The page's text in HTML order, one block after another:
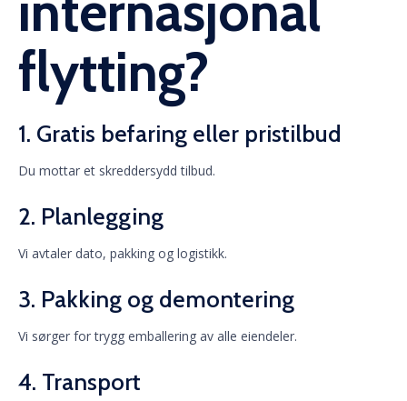
flytting?
1. Gratis befaring eller pristilbud
Du mottar et skreddersydd tilbud.
2. Planlegging
Vi avtaler dato, pakking og logistikk.
3. Pakking og demontering
Vi sørger for trygg emballering av alle eiendeler.
4. Transport